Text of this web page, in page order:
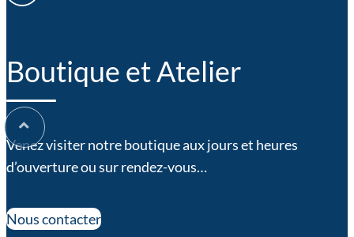
Boutique et Atelier
Venez visiter notre boutique aux jours et heures
d’ouverture ou sur rendez-vous…
Nous contacter